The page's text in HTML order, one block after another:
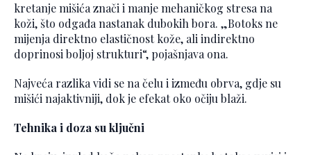
kretanje mišića znači i manje mehaničkog stresa na
koži, što odgađa nastanak dubokih bora. „Botoks ne
mijenja direktno elastičnost kože, ali indirektno
doprinosi boljoj strukturi“, pojašnjava ona.
Najveća razlika vidi se na čelu i između obrva, gdje su
mišići najaktivniji, dok je efekat oko očiju blaži.
Tehnika i doza su ključni